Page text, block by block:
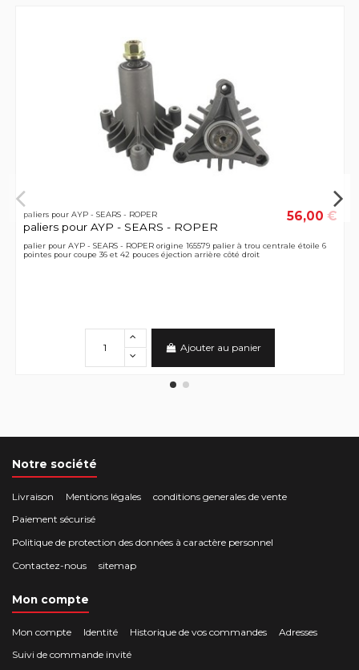
paliers pour AYP - SEARS - ROPER
paliers pour AYP - SEARS - ROPER
56,00 €
palier pour AYP - SEARS - ROPER origine 165579 palier à trou centrale étoile 6
pointes pour coupe 36 et 42 pouces éjection arrière côté droit
Ajouter au panier
Notre société
Livraison Mentions légales
conditions generales de vente
Paiement sécurisé
Politique de protection des données à caractère personnel
Contactez-nous
sitemap
Mon compte
Mon compte Identité Historique de vos commandes
Adresses
Suivi de commande invité